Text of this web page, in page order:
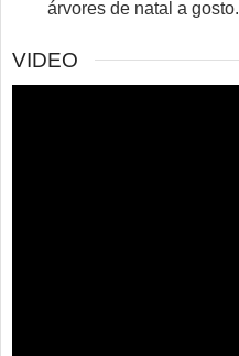
árvores de natal a gosto.
VIDEO